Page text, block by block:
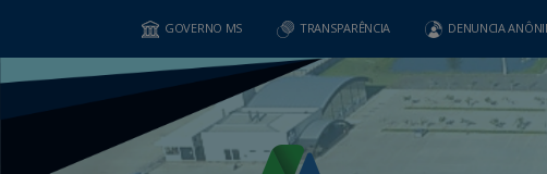
GOVERNO MS TRANSPARÊNCIA DENUNCIA